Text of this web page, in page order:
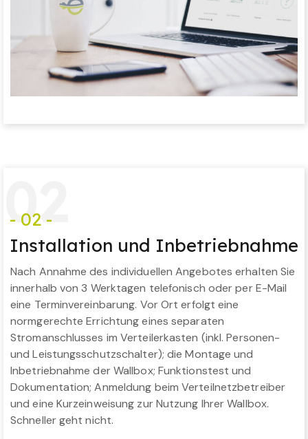
02
- 02 -
Installation und Inbetriebnahme
Nach Annahme des individuellen Angebotes erhalten Sie
innerhalb von 3 Werktagen telefonisch oder per E-Mail
eine Terminvereinbarung. Vor Ort erfolgt eine
normgerechte Errichtung eines separaten
Stromanschlusses im Verteilerkasten (inkl. Personen-
und Leistungsschutzschalter); die Montage und
Inbetriebnahme der Wallbox; Funktionstest und
Dokumentation; Anmeldung beim Verteilnetzbetreiber
und eine Kurzeinweisung zur Nutzung Ihrer Wallbox.
Schneller geht nicht.